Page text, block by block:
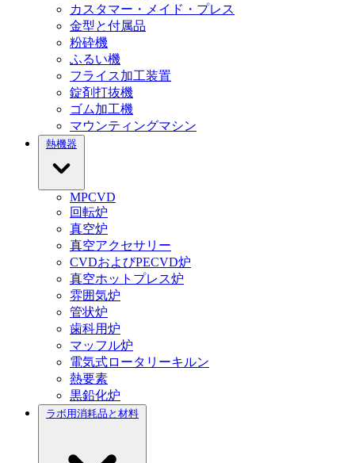
カスタマー・メイド・プレス
金型と付属品
粉砕機
ふるい機
フライス加工装置
錠剤打抜機
ゴム加工機
マウンティングマシン
熱機器
MPCVD
回転炉
真空炉
真空アクセサリー
CVDおよびPECVD炉
真空ホットプレス炉
雰囲気炉
管状炉
歯科用炉
マッフル炉
電気式ロータリーキルン
熱要素
黒鉛化炉
ラボ用消耗品と材料